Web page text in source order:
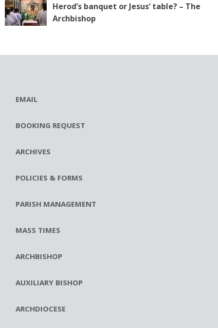
Herod’s banquet or Jesus’ table? – The
Archbishop
EMAIL
BOOKING REQUEST
ARCHIVES
POLICIES & FORMS
PARISH MANAGEMENT
MASS TIMES
ARCHBISHOP
AUXILIARY BISHOP
ARCHDIOCESE